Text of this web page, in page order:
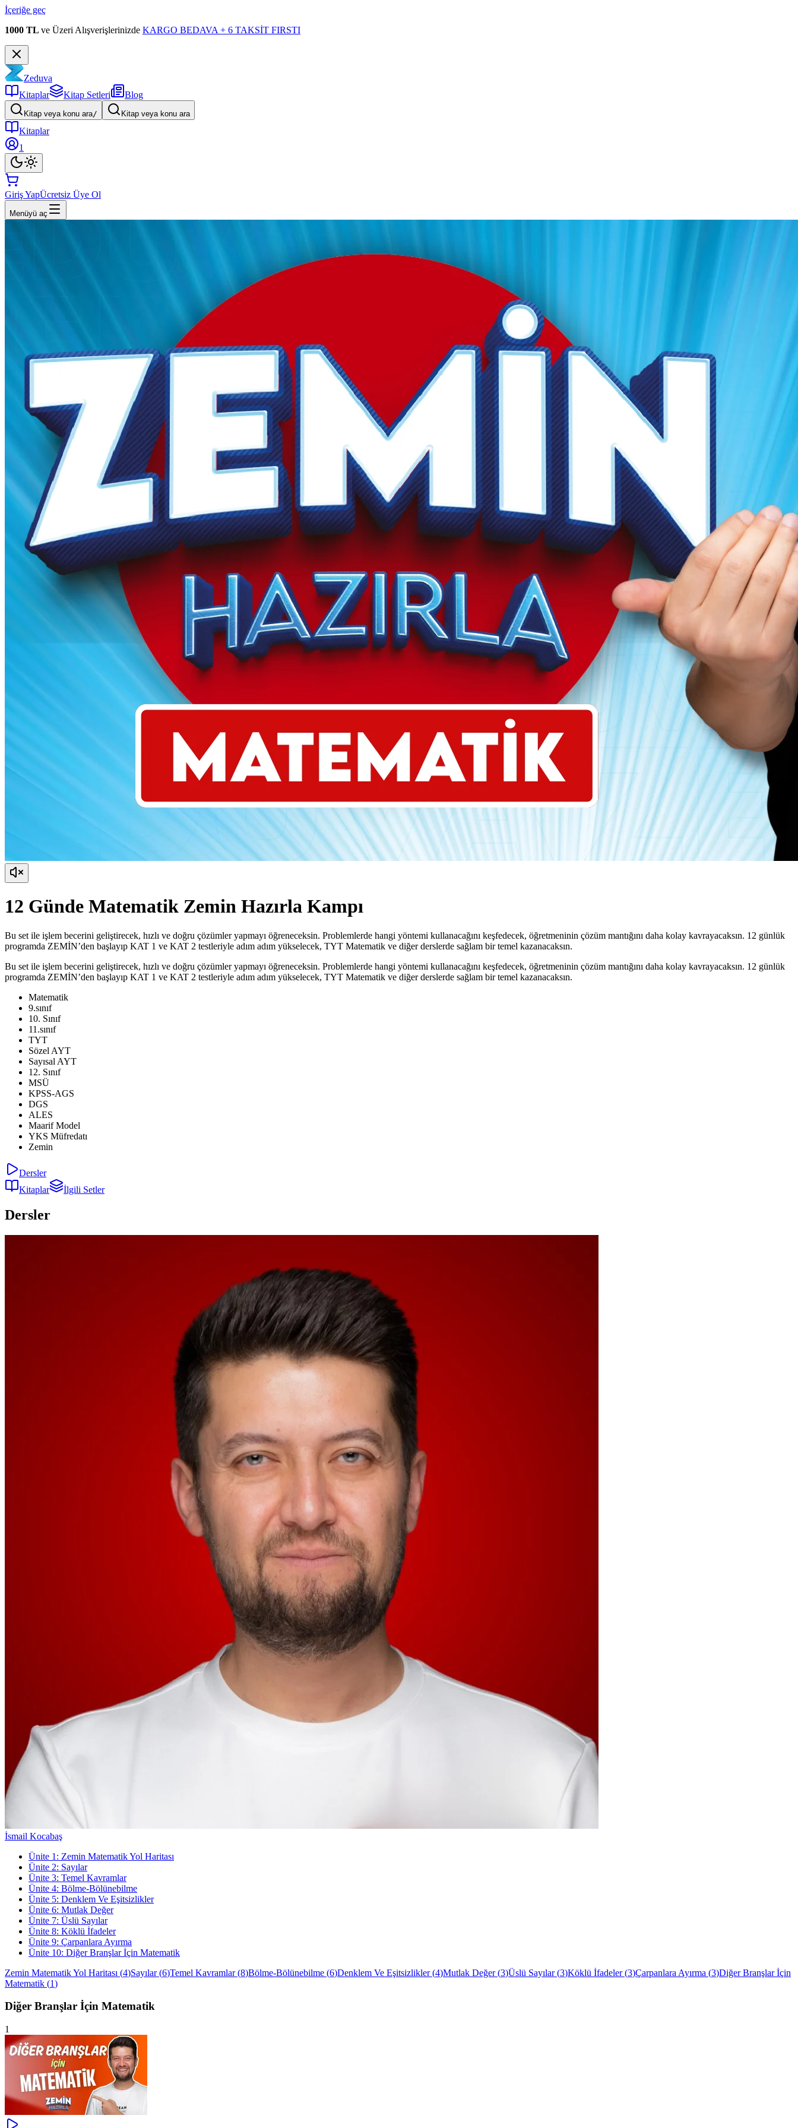
İçeriğe geç
1000 TL ve Üzeri Alışverişlerinizde KARGO BEDAVA + 6 TAKSİT FIRSTI
Zeduva
Kitaplar
Kitap Setleri Blog
Kitap veya konu ara/ Kitap veya konu ara
Kitaplar
1
Giriş YapÜcretsiz Üye Ol
Menüyü aç
12 Günde Matematik Zemin Hazırla Kampı
Bu set ile işlem becerini geliştirecek, hızlı ve doğru çözümler yapmayı öğreneceksin. Problemlerde hangi yöntemi kullanacağını keşfedecek, öğretmeninin çözüm mantığını daha kolay kavrayacaksın. 12 günlük
programda ZEMİN’den başlayıp KAT 1 ve KAT 2 testleriyle adım adım yükselecek, TYT Matematik ve diğer derslerde sağlam bir temel kazanacaksın.
Bu set ile işlem becerini geliştirecek, hızlı ve doğru çözümler yapmayı öğreneceksin. Problemlerde hangi yöntemi kullanacağını keşfedecek, öğretmeninin çözüm mantığını daha kolay kavrayacaksın. 12 günlük
programda ZEMİN’den başlayıp KAT 1 ve KAT 2 testleriyle adım adım yükselecek, TYT Matematik ve diğer derslerde sağlam bir temel kazanacaksın.
Matematik
9.sınıf
10. Sınıf
11.sınıf
TYT
Sözel AYT
Sayısal AYT
12. Sınıf
MSÜ
KPSS-AGS
DGS
ALES
Maarif Model
YKS Müfredatı
Zemin
Dersler
Kitaplar
İlgili Setler
Dersler
İsmail Kocabaş
Ünite 1 : Zemin Matematik Yol Haritası
Ünite 2: Sayılar
Ünite 3: Temel Kavramlar
Ünite 4: Bölme-Bölünebilme
Ünite 5: Denklem Ve Eşitsizlikler
Ünite 6: Mutlak Değer
Ünite 7: Üslü Sayılar
Ünite 8: Köklü İfadeler
Ünite 9: Çarpanlara Ayırma
Ünite 10: Diğer Branşlar İçin Matematik
Zemin Matematik Yol Haritası (4)Sayılar(6)Temel Kavramlar(8)Bölme-Bölünebilme (6)Denklem Ve Eşitsizlikler(4)Mutlak Değer(3)Üslü Sayılar(3)Köklü İfadeler(3)Çarpanlara Ayırma (3)Diğer Branşlar İçin
Matematik (1)
Diğer Branşlar İçin Matematik
1